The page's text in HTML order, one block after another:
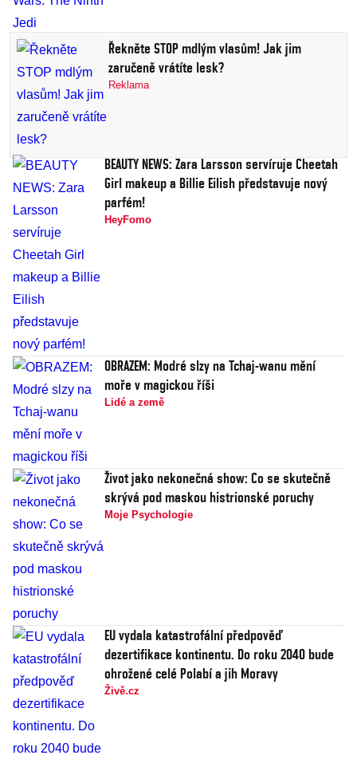
Řekněte STOP mdlým vlasům! Jak jim
zaručeně vrátíte lesk?
Reklama
BEAUTY NEWS: Zara Larsson servíruje Cheetah
Girl makeup a Billie Eilish představuje nový
parfém!
HeyFomo
OBRAZEM: Modré slzy na Tchaj-wanu mění
moře v magickou říši
Lidé a země
Život jako nekonečná show: Co se skutečně
skrývá pod maskou histrionské poruchy
Moje Psychologie
EU vydala katastrofální předpověď
dezertifikace kontinentu. Do roku 2040 bude
ohrožené celé Polabí a jih Moravy
Živě.cz